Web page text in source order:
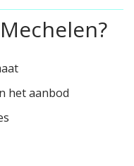
het aanbod